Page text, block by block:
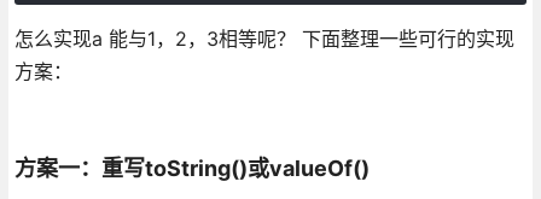
怎么实现a 能与1，2，3相等呢？ 下面整理一些可行的实现
方案：
方案一：重写toString()或valueOf()